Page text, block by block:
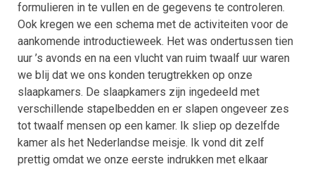
formulieren in te vullen en de gegevens te controleren.
Ook kregen we een schema met de activiteiten voor de
aankomende introductieweek. Het was ondertussen tien
uur ’s avonds en na een vlucht van ruim twaalf uur waren
we blij dat we ons konden terugtrekken op onze
slaapkamers. De slaapkamers zijn ingedeeld met
verschillende stapelbedden en er slapen ongeveer zes
tot twaalf mensen op een kamer. Ik sliep op dezelfde
kamer als het Nederlandse meisje. Ik vond dit zelf
prettig omdat we onze eerste indrukken met elkaar